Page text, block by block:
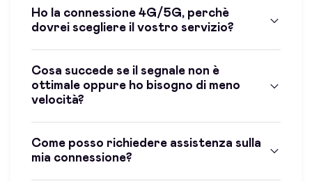
Ho la connessione 4G/5G, perchè
dovrei scegliere il vostro servizio?
Cosa succede se il segnale non è
ottimale oppure ho bisogno di meno
velocità?
Come posso richiedere assistenza sulla
mia connessione?